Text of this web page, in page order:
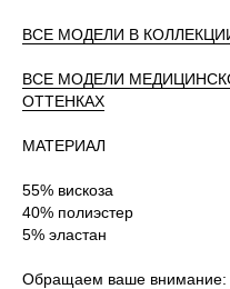
ВСЕ МОДЕЛИ В
ВСЕ МОДЕЛИ
ОТТЕНКАХ
МАТЕРИАЛ
55% вискоза
40% полиэстер
5% эластан
Обращаем ваше внимание: